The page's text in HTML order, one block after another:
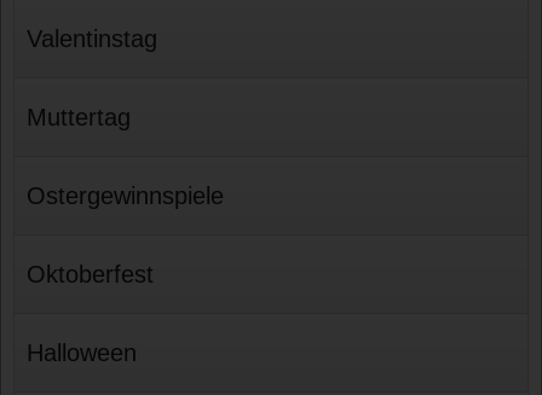
Valentinstag
Muttertag
Ostergewinnspiele
Oktoberfest
Halloween